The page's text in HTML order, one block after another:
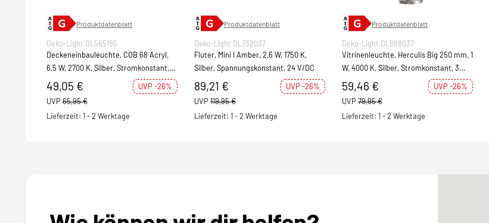
Produktdatenblatt
Deko-Light DL565195
Deckeneinbauleuchte, COB 68 Acryl,
6,5 W, 2700 K, Silber, Stromkonstant,
18-20 V/DC, Bemessungsstrom
49,05 €
UVP -26%
UVP 65,95 €
Lieferzeit: 1 - 2 Werktage
Produktdatenblatt
Deko-Light DL732037
Fluter, Mini I Amber, 2,6 W, 1750 K,
Silber, Spannungskonstant, 24 V/DC
89,21 €
UVP -26%
UVP 119,95 €
Lieferzeit: 1 - 2 Werktage
Produktdatenblatt
Deko-Light DL688037
Vitrinenleuchte, Herculis Big 250 mm, 1
W, 4000 K, Silber, Stromkonstant, 3
V/DC, Bemessungsstrom: 3
59,46 €
UVP -26%
UVP 79,95 €
Lieferzeit: 1 - 2 Werktage